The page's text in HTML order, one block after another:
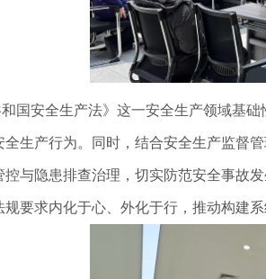
国安全生产法》这一安全生产领域基
生产行为。同时，结合安全生产监督
与隐患排查治理，切实防范安全事故
要求内化于心、外化于行，推动构建